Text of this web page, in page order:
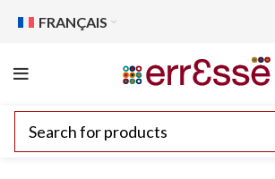
FRANÇAIS